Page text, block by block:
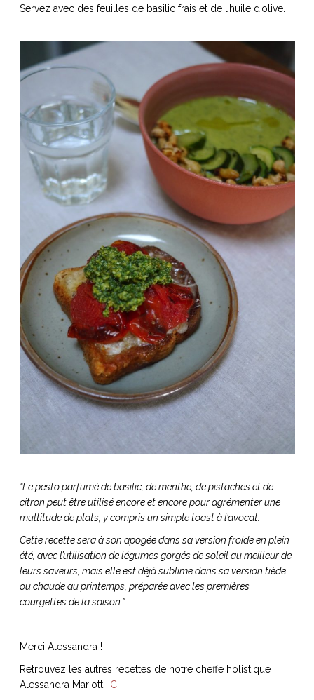
Servez avec des feuilles de basilic frais et de l’huile d’olive.
“Le pesto parfumé de basilic, de menthe, de pistaches et de
citron peut être utilisé encore et encore pour agrémenter une
multitude de plats, y compris un simple toast à l’avocat.
Cette recette sera à son apogée dans sa version froide en plein
été, avec l’utilisation de légumes gorgés de soleil au meilleur de
leurs saveurs, mais elle est déjà sublime dans sa version tiède
ou chaude au printemps, préparée avec les premières
courgettes de la saison.”
Merci Alessandra !
Retrouvez les autres recettes de notre cheffe holistique
Alessandra Mariotti ICI